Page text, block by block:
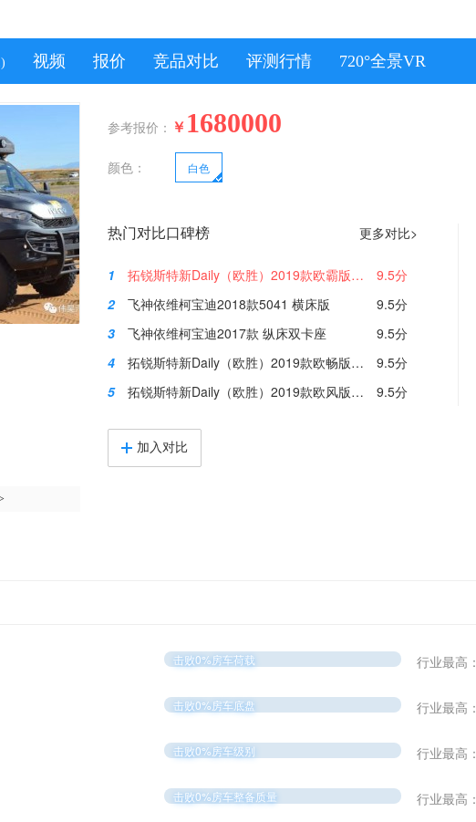
视频 报价 竞品对比 评测行情 720°全景VR
参考报价： ￥ 1680000
颜色： 白色
更多对比>
热门对比口碑榜
1 9.5分
拓锐斯特新Daily（欧胜）2019款欧霸版TIC-621
2
9.5分
飞神依维柯宝迪2018款5041 横床版
3
9.5分
飞神依维柯宝迪2017款 纵床双卡座
4
9.5分
拓锐斯特新Daily（欧胜）2019款欧畅版TIC-621A
5
9.5分
拓锐斯特新Daily（欧胜）2019款欧风版-TIC-611
加入对比
击败0%房车荷载 行业最高：
击败0%房车底盘 行业最高：
击败0%房车级别 行业最高：
击败0%房车整备质量 行业最高：